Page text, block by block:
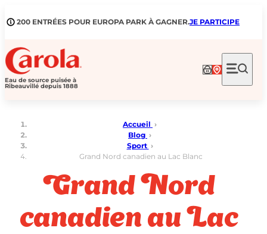
au 200 ENTRÉES POUR EUROPA PARK À GAGNER.JE PARTICIPE
Eau de source puisée à
Ribeauvillé depuis 1888
Accueil ›
Blog ›
Sport ›
Grand Nord canadien au Lac Blanc
Grand Nord
canadien au Lac